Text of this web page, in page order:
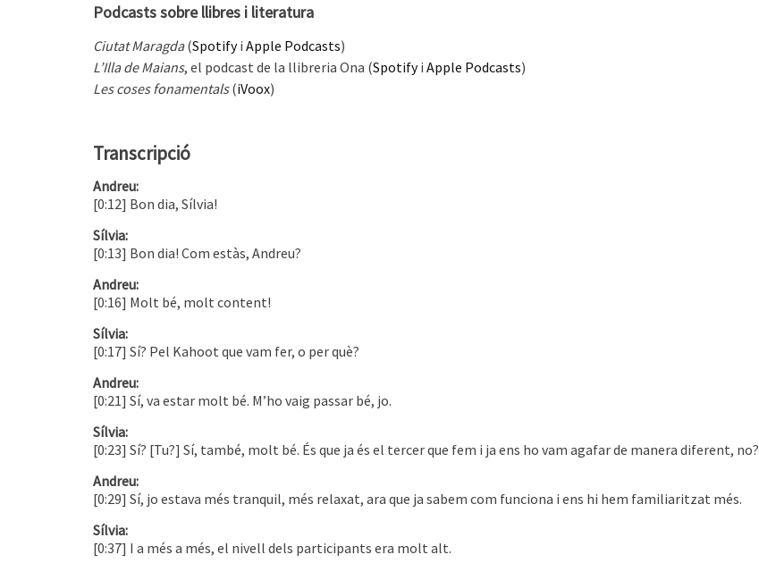
Podcasts sobre llibres i literatura
Ciutat Maragda(Spotifyi Apple Podcasts)
L’Illa de Maians, el podcast de la llibreria Ona (Spotifyi Apple Podcasts)
Les coses fonamentals(iVoox)
Transcripció
Andreu:
[0:12] Bon dia, Sílvia!
Sílvia:
[0:13] Bon dia! Com estàs, Andreu?
Andreu:
[0:16] Molt bé, molt content!
Sílvia:
[0:17] Sí? Pel Kahoot que vam fer, o per què?
Andreu:
[0:21] Sí, va estar molt bé. M’ho vaig passar bé, jo.
Sílvia:
[0:23] Sí? [Tu?] Sí, també, molt bé. És que ja és el tercer que fem i ja ens ho vam agafar de manera diferent, no?
Andreu:
[0:29] Sí, jo estava més tranquil, més relaxat, ara que ja sabem com funciona i ens hi hem familiaritzat més.
Sílvia:
[0:37] I a més a més, el nivell dels participants era molt alt.